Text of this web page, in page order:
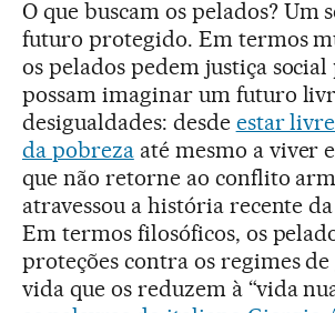
O que buscam os pelados? Um
futuro protegido. Em termos
os pelados pedem justiça social
possam imaginar um futuro
desigualdades: desde estar
da pobrezaaté mesmo a viver
que não retorne ao conflito
atravessou a história recente
Em termos filosóficos, os
proteções contra os regimes de
vida que os reduzem à “vida